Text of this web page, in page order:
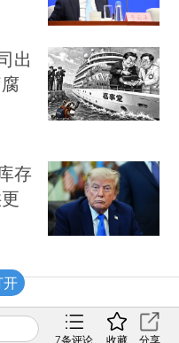
出
存
7条评论 收藏 分享